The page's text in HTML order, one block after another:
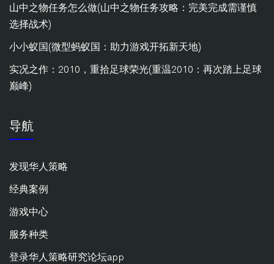
山中之物任务怎么做(山中之物任务攻略：完美完成需谨慎
选择战术)
小小蚁国(微型蚂蚁国：助力游戏开拓新天地)
实况之作：2010，重拾足球荣光(重温2010：再次踏上足球
巅峰)
导航
发现华人策略
经典案例
游戏中心
服务种类
登录华人策略研究论坛app